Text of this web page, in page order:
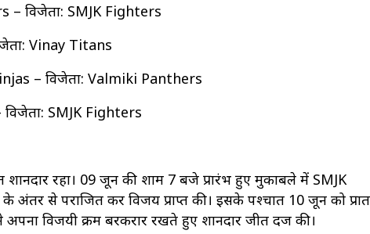
विजेता: SMJK Fighters
Vinay Titans
– विजेता: Valmiki Panthers
SMJK Fighters
शानदार रहा। 09 जून की शाम 7 बजे प्रारंभ हुए मुकाबले में SMJK
से पराजित कर विजय प्राप्त की। इसके पश्चात 10 जून को
विजयी क्रम बरकरार रखते हुए शानदार जीत दर्ज की।